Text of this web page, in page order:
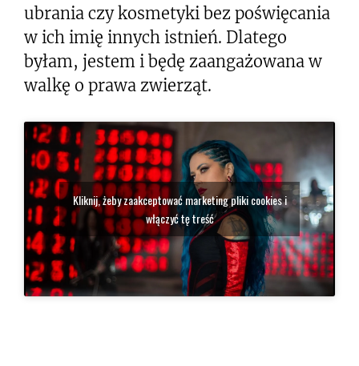
ubrania czy kosmetyki bez poświęcania
w ich imię innych istnień. Dlatego
byłam, jestem i będę zaangażowana w
walkę o prawa zwierząt.
Kliknij, żeby zaakceptować marketing pliki cookies i
włączyć tę treść